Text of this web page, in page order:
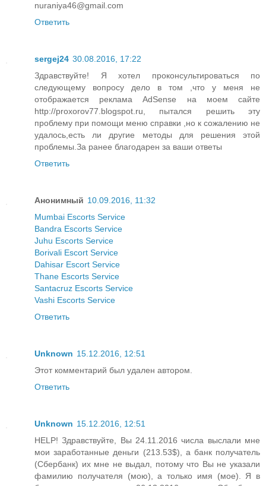
nuraniya46@gmail.com
Ответить
sergej24 30.08.2016, 17:22
Здравствуйте! Я хотел проконсультироваться по
следующему вопросу дело в том ,что у меня не
отображается реклама AdSense на моем сайте
http://proxorov77.blogspot.ru, пытался решить эту
проблему при помощи меню справки ,но к сожалению не
удалось,есть ли другие методы для решения этой
проблемы.За ранее благодарен за ваши ответы
Ответить
Анонимный 10.09.2016, 11:32
Mumbai Escorts Service
Bandra Escorts Service
Juhu Escorts Service
Borivali Escort Service
Dahisar Escort Service
Thane Escorts Service
Santacruz Escorts Service
Vashi Escorts Service
Ответить
Unknown 15.12.2016, 12:51
Этот комментарий был удален автором.
Ответить
Unknown 15.12.2016, 12:51
HELP! Здравствуйте, Вы 24.11.2016 числа выслали мне
мои заработанные деньги (213.53$), а банк получатель
(Сбербанк) их мне не выдал, потому что Вы не указали
фамилию получателя (мою), а только имя (мое). Я в